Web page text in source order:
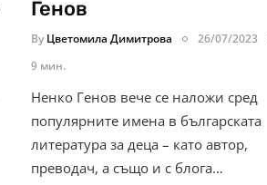
Генов
By Цветомила Димитрова
26/07/2023
9 мин.
Ненко Генов вече се наложи сред
популярните имена в българската
литература за деца – като автор,
преводач, а също и с блога…